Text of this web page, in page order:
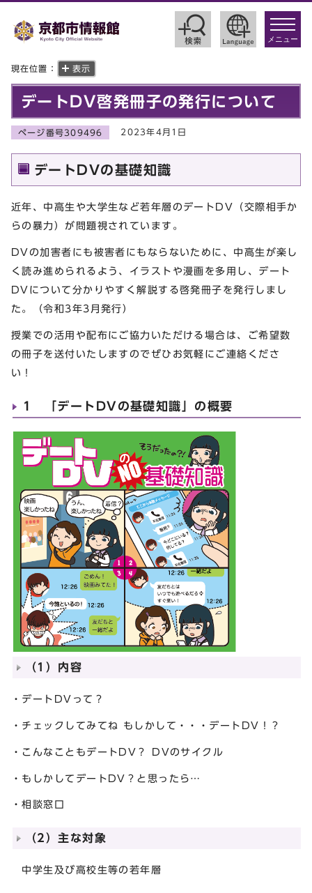
toggle
メニュー
現在位置： 表示
デートDV啓発冊子の発行について
ページ番号309496 2023年4月1日
デートDVの基礎知識
近年、中高生や大学生など若年層のデートDV（交際相手か
らの暴力）が問題視されています。
DVの加害者にも被害者にもならないために、中高生が楽し
く読み進められるよう、イラストや漫画を多用し、デート
DVについて分かりやすく解説する啓発冊子を発行しまし
た。（令和3年3月発行）
授業での活用や配布にご協力いただける場合は、ご希望数
の冊子を送付いたしますのでぜひお気軽にご連絡くださ
い！
1 「デートDVの基礎知識」の概要
（1）内容
・デートDVって？
・チェックしてみてね もしかして・・・デートDV！？
・こんなこともデートDV？ DVのサイクル
・もしかしてデートDV？と思ったら…
・相談窓口
（2）主な対象
中学生及び高校生等の若年層